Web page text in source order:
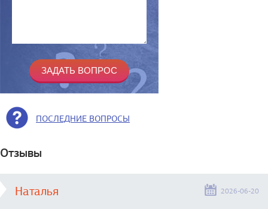
ПОСЛЕДНИЕ ВОПРОСЫ
Отзывы
Наталья 2026-06-20